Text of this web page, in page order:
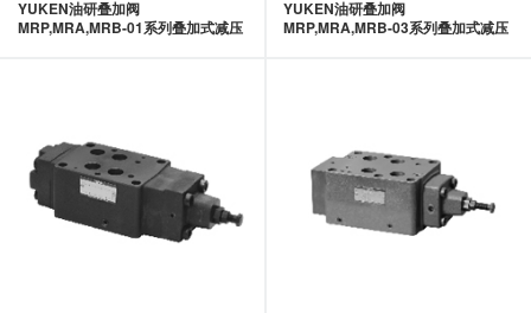
YUKEN油研叠加阀
MRP,MRA,MRB-01系列叠加式减压
YUKEN油研叠加阀
MRP,MRA,MRB-03系列叠加式减压